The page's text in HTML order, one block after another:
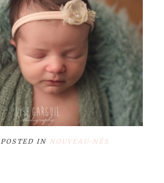
POSTED IN NOUVEAU-NÉS